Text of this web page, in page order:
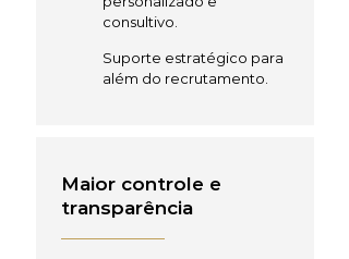
consultivo.
Suporte estratégico para
além do recrutamento.
Maior controle e
transparência